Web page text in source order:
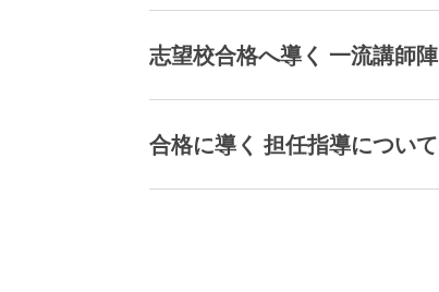
志望校合格へ導く 一流講師陣
合格に導く 担任指導について